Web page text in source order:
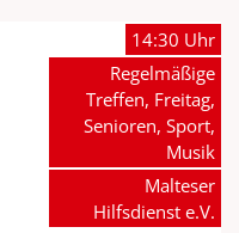
14:30 Uhr
Regelmäßige
Treffen, Freitag,
Senioren, Sport,
Musik
Malteser
Hilfsdienst e.V.